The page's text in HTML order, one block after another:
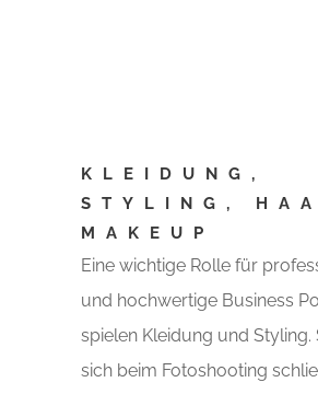
KLEIDUNG,
STYLING,
MAKEUP
Eine wichtige Rolle für
und hochwertige Business
spielen Kleidung und Styling.
sich beim Fotoshooting